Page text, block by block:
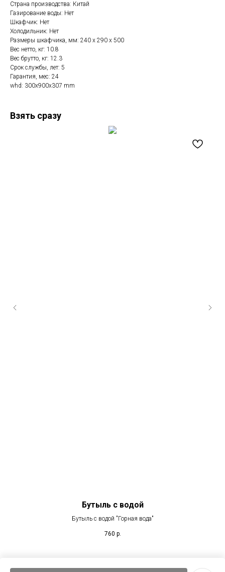
Страна производства: Китай
Газирование воды: Нет
Шкафчик: Нет
Холодильник: Нет
Размеры шкафчика, мм: 240 x 290 x 500
Вес нетто, кг: 10.8
Вес брутто, кг: 12.3
Срок службы, лет: 5
Гарантия, мес: 24
whd: 300x900x307 mm
Взять сразу
Бутыль с водой
Бутыль с водой "Горная вода"
760 р.